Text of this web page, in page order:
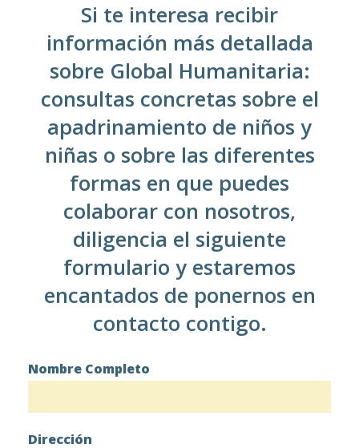
Si te interesa recibir
información más detallada
sobre Global Humanitaria:
consultas concretas sobre el
apadrinamiento de niños y
niñas o sobre las diferentes
formas en que puedes
colaborar con nosotros,
diligencia el siguiente
formulario y estaremos
encantados de ponernos en
contacto contigo.
Nombre Completo
Dirección